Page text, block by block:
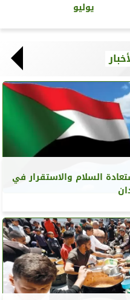
يوليو
السلام والاستقرار في